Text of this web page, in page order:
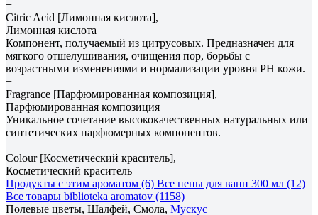
+
Citric Acid [Лимонная кислота],
Лимонная кислота
Компонент, получаемый из цитрусовых. Предназначен для
мягкого отшелушивания, очищения пор, борьбы с
возрастными изменениями и нормализации уровня РH кожи.
+
Fragrance [Парфюмированная композиция],
Парфюмированная композиция
Уникальное сочетание высококачественных натуральных или
синтетических парфюмерных компонентов.
+
Colour [Косметический краситель],
Косметический краситель
Продукты с этим ароматом (6) Все пены для ванн 300 мл (12)
Все товары biblioteka aromatov (1158)
Полевые цветы, Шалфей, Смола, Мускус